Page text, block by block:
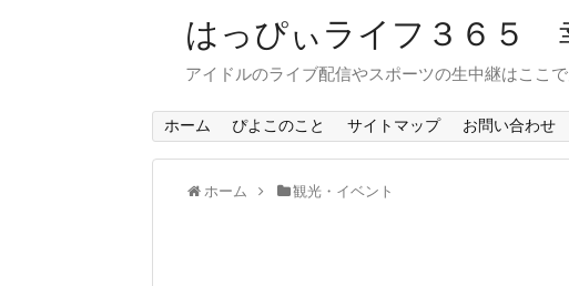
はっぴぃライフ３６５
アイドルのライブ配信やスポーツの生中継はここで
ホーム ぴよこのこと サイトマップ お問い合わせ
ホーム 観光・イベント